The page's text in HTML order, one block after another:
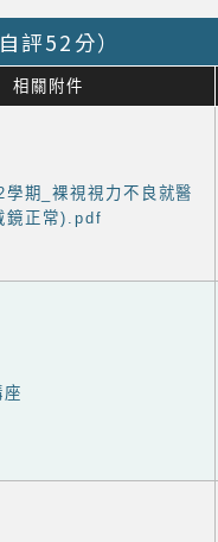
評52分）
相關附件
期_裸視視力不良就醫
鏡正常).pdf
座